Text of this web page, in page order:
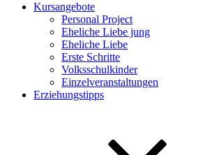
Kursangebote
Personal Project
Eheliche Liebe jung
Eheliche Liebe
Erste Schritte
Volksschulkinder
Einzelveranstaltungen
Erziehungstipps